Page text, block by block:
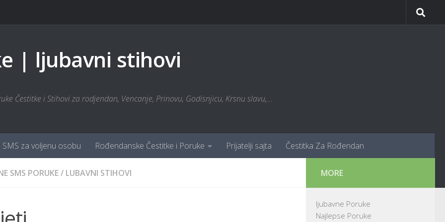
| ljubavni stihovi
Čestitke i Stihovi za rodjendan, Vencanje, Prinovu, Godisnjicu, Krsnu slavu,...
SMS za voljenu osobu Rođendanske Čestitke i Poruke Prijatelji sajta Čestitka Za Rođendan
SMS PORUKE/ LUBAVNI STIHOVI MORE
ljubavne Poruke
Najlepse Poruke